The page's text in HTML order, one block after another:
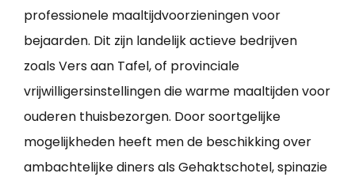
professionele maaltijdvoorzieningen voor
bejaarden. Dit zijn landelijk actieve bedrijven
zoals Vers aan Tafel, of provinciale
vrijwilligersinstellingen die warme maaltijden voor
ouderen thuisbezorgen. Door soortgelijke
mogelijkheden heeft men de beschikking over
ambachtelijke diners als Gehaktschotel, spinazie